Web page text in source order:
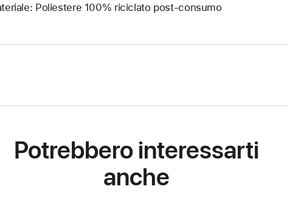
Poliestere 100% riciclato post-consumo
Potrebbero interessarti
anche